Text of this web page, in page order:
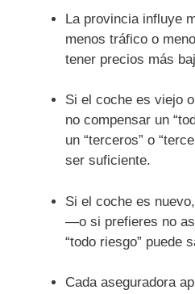
La provincia influye
menos tráfico o
tener precios más
Si el coche es viejo
no compensar un
un “terceros” o
ser suficiente.
Si el coche es
—o si prefieres no
“todo riesgo” puede
Cada aseguradora